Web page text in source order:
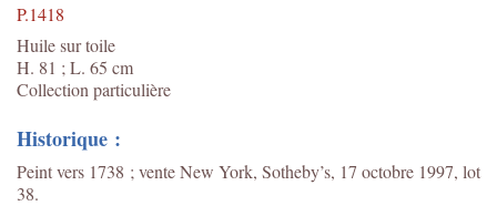
P.1418
Huile sur toile
H. 81 ; L. 65 cm
Collection particulière
Historique :
Peint vers 1738 ; vente New York, Sotheby’s, 17 octobre 1997, lot
38.